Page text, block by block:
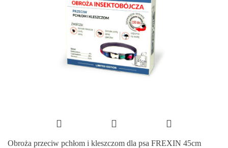
Obroża przeciw pchłom i kleszczom dla psa FREXIN 45cm